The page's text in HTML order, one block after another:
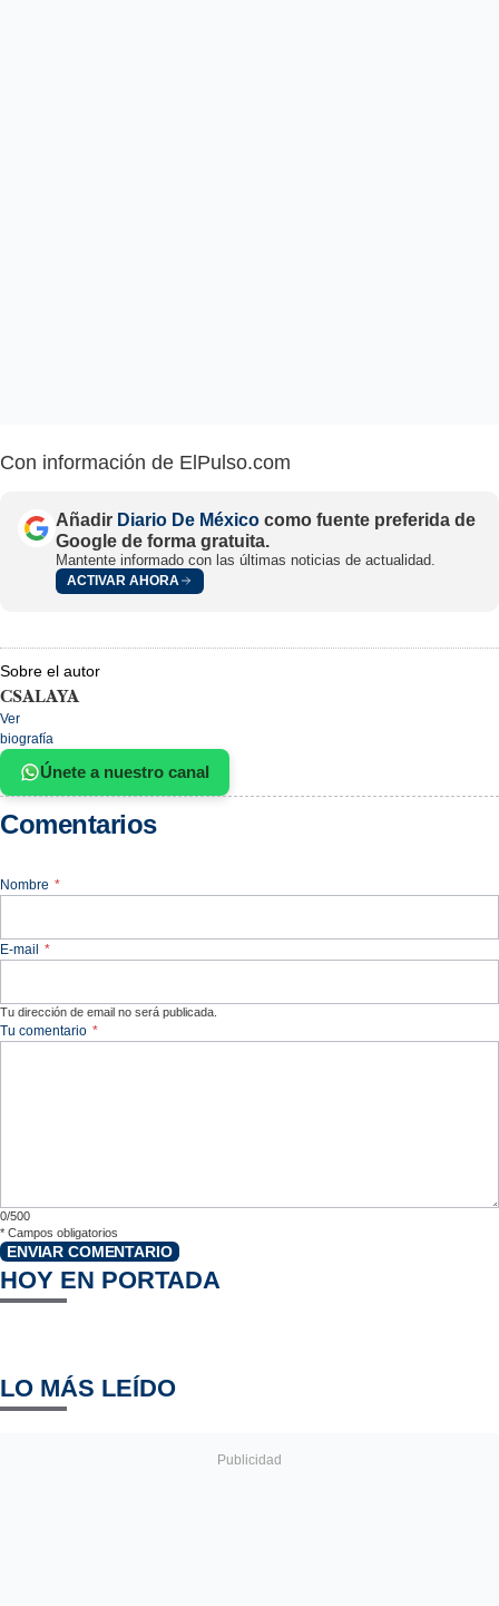
Con información de ElPulso.com
Añadir Diario De México como fuente preferida de
Google de forma gratuita.
Mantente informado con las últimas noticias de actualidad.
ACTIVAR AHORA
Sobre el autor
CSALAYA
Ver
biografía
Únete a nuestro canal
Comentarios
Nombre *
E-mail *
Tu dirección de email no será publicada.
Tu comentario *
0/500
* Campos obligatorios
ENVIAR COMENTARIO
HOY EN PORTADA
LO MÁS LEÍDO